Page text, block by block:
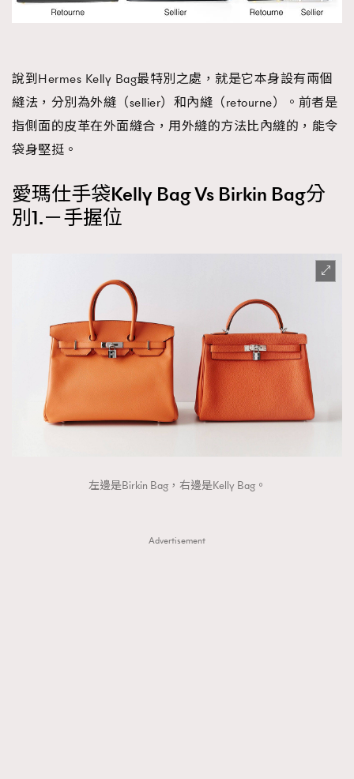
說到Hermes Kelly Bag最特別之處，就是它本身設有兩個
縫法，分別為外縫（sellier）和內縫（retourne）。前者是
指側面的皮革在外面縫合，用外縫的方法比內縫的，能令
袋身堅挺。
愛瑪仕手袋Kelly Bag Vs Birkin Bag分
別1.－手握位
左邊是Birkin Bag，右邊是Kelly Bag。
Advertisement